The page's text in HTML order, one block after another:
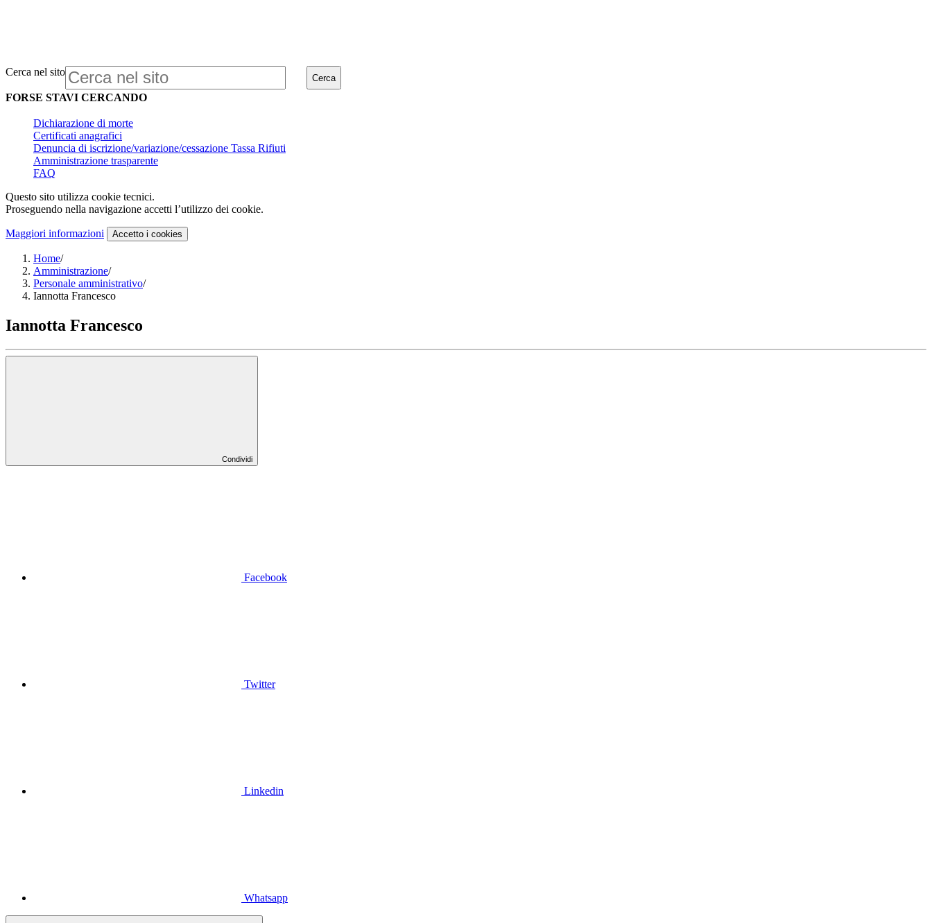
Cerca nel sito Cerca
FORSE STAVI CERCANDO
Dichiarazione di morte
Certificati anagrafici
Denuncia di iscrizione/variazione/cessazione Tassa Rifiuti
Amministrazione trasparente
FAQ
Questo sito utilizza cookie tecnici.
Proseguendo nella navigazione accetti l’utilizzo dei cookie.
Maggiori informazioni Accetto i cookies
Home/
Amministrazione/
Personale amministrativo/
Iannotta Francesco
Iannotta Francesco
Condividi
Facebook
Twitter
Linkedin
Whatsapp